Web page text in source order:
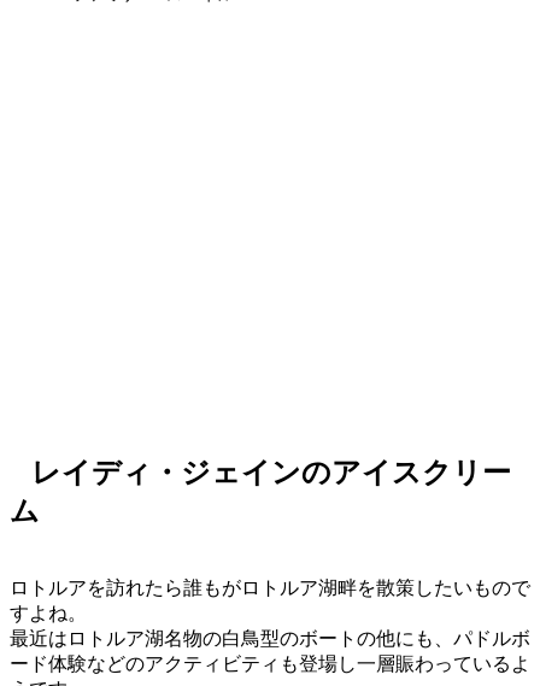
レイディ・ジェインのアイスクリー
ム
ロトルアを訪れたら誰もがロトルア湖畔を散策したいもので
すよね。
最近はロトルア湖名物の白鳥型のボートの他にも、パドルボ
ード体験などのアクティビティも登場し一層賑わっているよ